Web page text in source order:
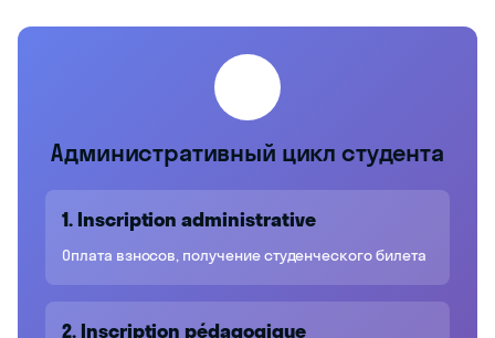
Административный цикл студента
1. Inscription administrative
Оплата взносов, получение студенческого билета
2. Inscription pédagogique